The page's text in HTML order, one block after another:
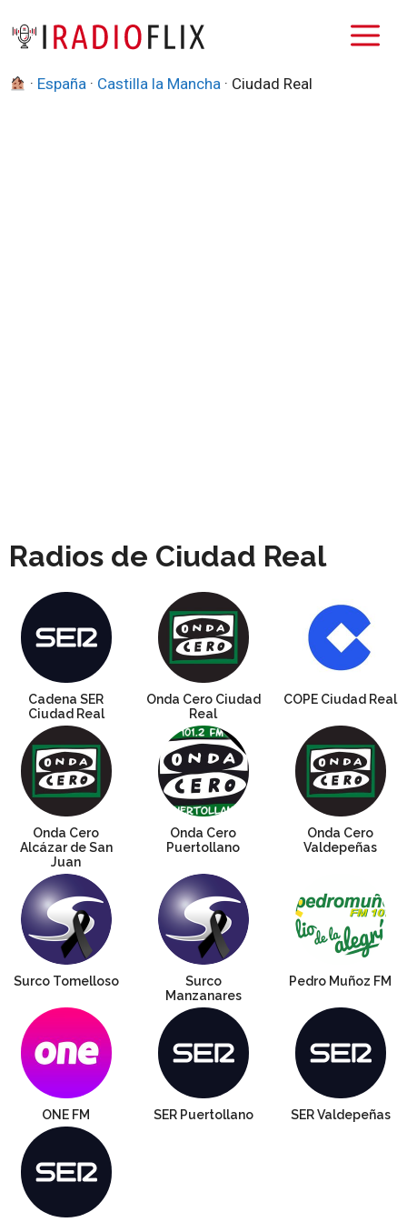
· España · Castilla la Mancha · Ciudad Real
Radios de Ciudad Real
Cadena SER
Ciudad Real
Onda Cero Ciudad
Real
COPE Ciudad Real
Onda Cero
Alcázar de San
Juan
Onda Cero
Puertollano
Onda Cero
Valdepeñas
Surco Tomelloso
Surco
Manzanares
Pedro Muñoz FM
ONE FM SER Puertollano SER Valdepeñas